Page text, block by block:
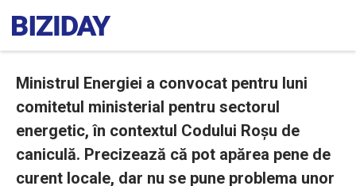
Ministrul Energiei a convocat pentru luni
comitetul ministerial pentru sectorul
energetic, în contextul Codului Roșu de
caniculă. Precizează că pot apărea pene de
curent locale, dar nu se pune problema unor